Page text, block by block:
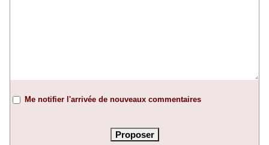
Me notifier l'arrivée de nouveaux commentaires